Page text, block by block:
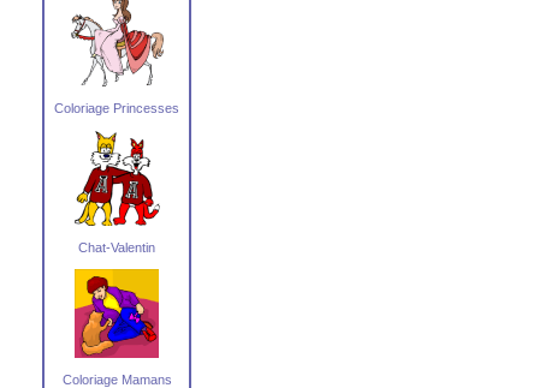
Coloriage Princesses
Chat-Valentin
Coloriage Mamans